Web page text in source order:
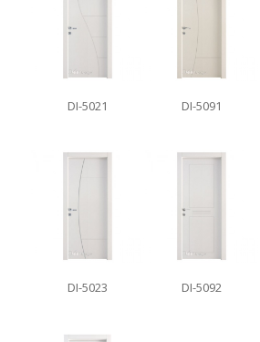
DI-5021 DI-5091
DI-5023 DI-5092